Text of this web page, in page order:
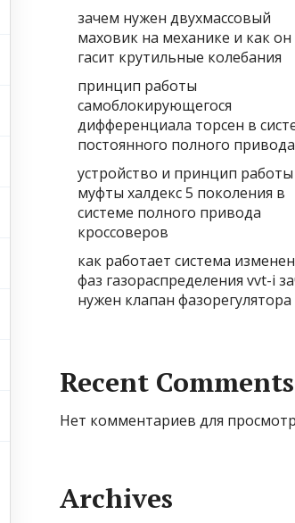
зачем нужен двухмассовый
маховик на механике и как он
гасит крутильные колебания
принцип работы
самоблокирующегося
дифференциала торсен в
постоянного полного привода
устройство и принцип работы
муфты халдекс 5 поколения в
системе полного привода
кроссоверов
как работает система
фаз газораспределения vvt-i
нужен клапан фазорегулятора
Recent Comments
Нет комментариев для
Archives